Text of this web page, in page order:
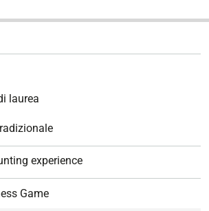
laurea
experience
Game